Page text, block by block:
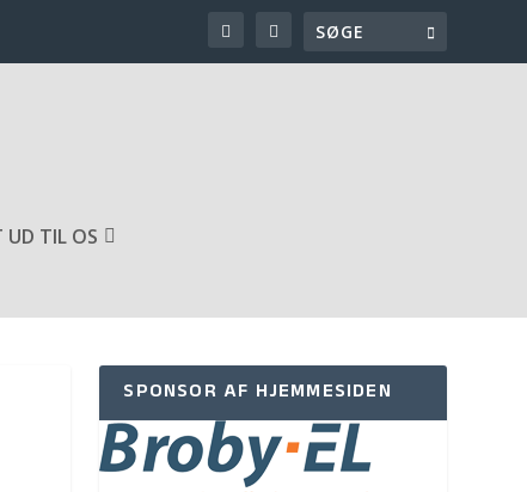
UD TIL OS
SPONSOR AF HJEMMESIDEN